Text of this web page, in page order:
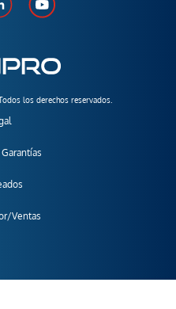
los derechos reservados.
Ventas